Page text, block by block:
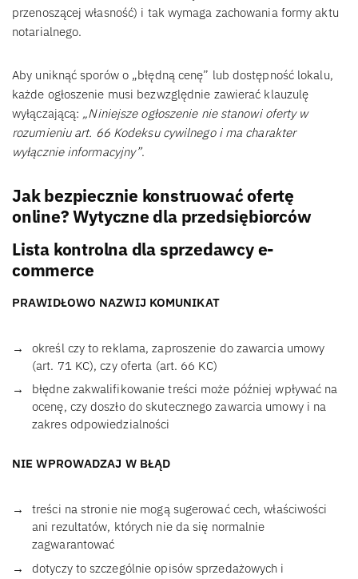
przenoszącej własność) i tak wymaga zachowania formy aktu
notarialnego.
Aby uniknąć sporów o „błędną cenę” lub dostępność lokalu,
każde ogłoszenie musi bezwzględnie zawierać klauzulę
wyłączającą: „Niniejsze ogłoszenie nie stanowi oferty w
rozumieniu art. 66 Kodeksu cywilnego i ma charakter
wyłącznie informacyjny”.
Jak bezpiecznie konstruować ofertę
online? Wytyczne dla przedsiębiorców
Lista kontrolna dla sprzedawcy e-
commerce
PRAWIDŁOWO NAZWIJ KOMUNIKAT
określ czy to reklama, zaproszenie do zawarcia umowy
(art. 71 KC), czy oferta (art. 66 KC)
błędne zakwalifikowanie treści może później wpływać na
ocenę, czy doszło do skutecznego zawarcia umowy i na
zakres odpowiedzialności
NIE WPROWADZAJ W BŁĄD
treści na stronie nie mogą sugerować cech, właściwości
ani rezultatów, których nie da się normalnie
zagwarantować
dotyczy to szczególnie opisów sprzedażowych i